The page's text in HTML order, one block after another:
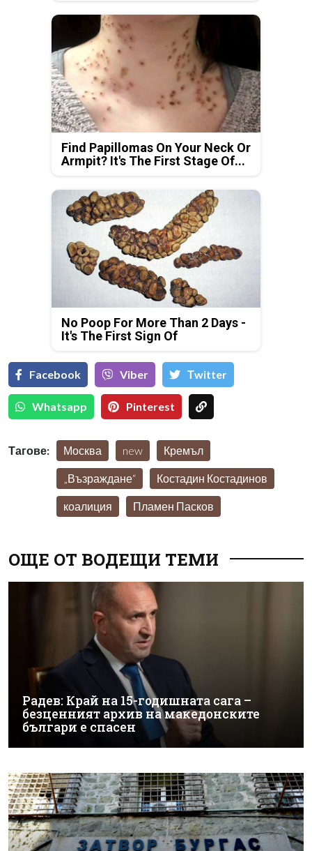
Find Papillomas On Your Neck Or
Armpit? It's The First Stage Of...
No Poop For More Than 2 Days -
It's The First Sign Of
Facebook Viber Тwitter
Whatsapp Pinterest
Тагове: Москва new Кремъл
„Възраждане“ Костадин Костадинов
коалиция Пламен Пасков
ОЩЕ ОТ ВОДЕЩИ ТЕМИ
Радев: Край на 15-годишната сага –
безценният архив на македонските
българи е спасен